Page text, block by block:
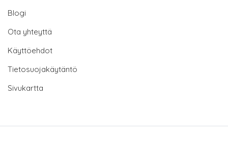
Blogi
Ota yhteyttä
Käyttöehdot
Tietosuojakäytäntö
Sivukartta